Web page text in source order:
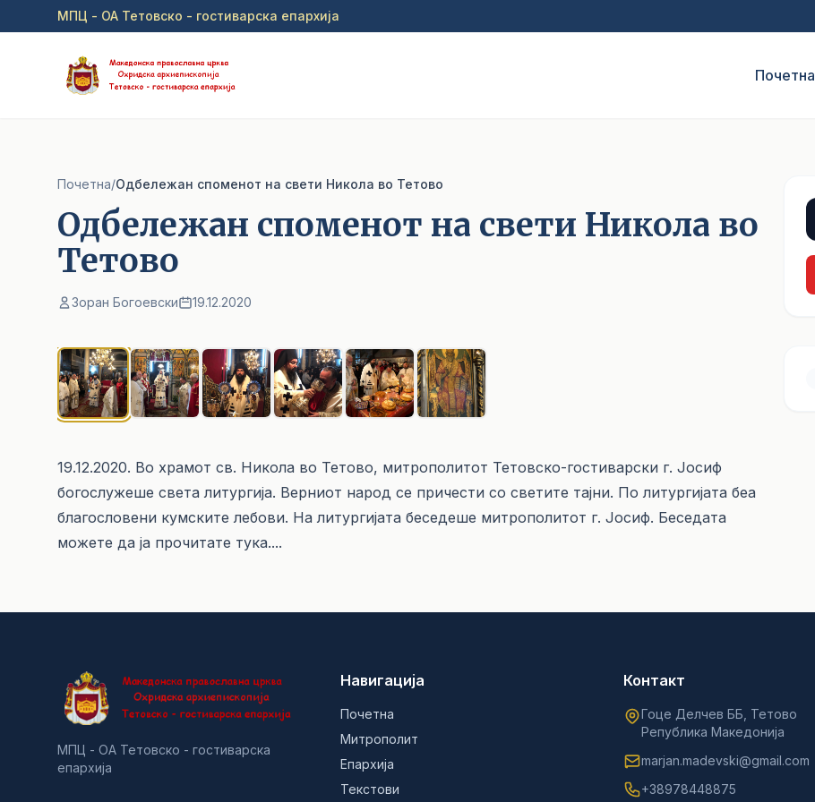
Прејди на главна содржина
МПЦ - ОА Тетовско - гостиварска епархија
Почетна
Почетна/Одбележан споменот на свети Никола во Тетово
Одбележан споменот на свети Никола во
Тетово
Зоран Богоевски 19.12.2020
19.12.2020. Во храмот св. Никола во Тетово, митрополитот Тетовско-гостиварски г. Јосиф
богослужеше света литургија. Верниот народ се причести со светите тајни. По литургијата беа
благословени кумските лебови. На литургијата беседеше митрополитот г. Јосиф. Беседата
можете да ја прочитате тука....
МПЦ - ОА Тетовско - гостиварска
епархија
Навигација
Почетна
Митрополит
Епархија
Текстови
Контакт
Гоце Делчев ББ, Тетово
Република Македонија
marjan.madevski@gmail.com
+38978448875